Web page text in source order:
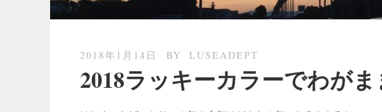
2018年1月14日 BY LUSEADEPT
2018ラッキーカラーでわが